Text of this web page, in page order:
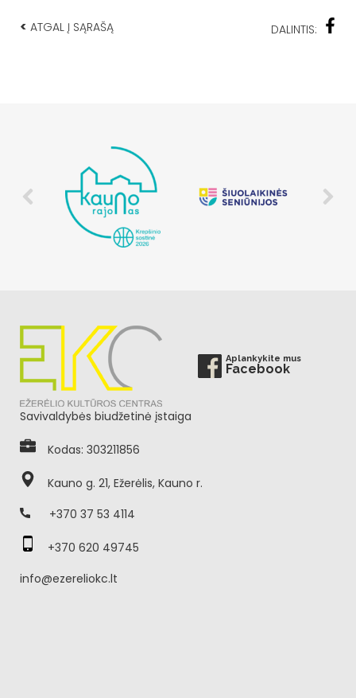
< ATGAL Į SĄRAŠĄ DALINTIS:
Aplankykite mus
Facebook
Savivaldybės biudžetinė įstaiga
Kodas: 303211856
Kauno g. 21, Ežerėlis, Kauno r.
+370 37 53 4114
+370 620 49745
info@ezereliokc.lt